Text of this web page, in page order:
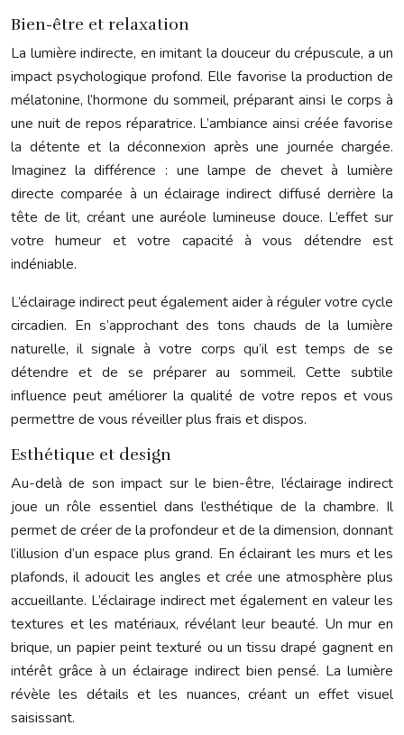
Bien-être et relaxation
La lumière indirecte, en imitant la douceur du crépuscule, a un
impact psychologique profond. Elle favorise la production de
mélatonine, l’hormone du sommeil, préparant ainsi le corps à
une nuit de repos réparatrice. L’ambiance ainsi créée favorise
la détente et la déconnexion après une journée chargée.
Imaginez la différence : une lampe de chevet à lumière
directe comparée à un éclairage indirect diffusé derrière la
tête de lit, créant une auréole lumineuse douce. L’effet sur
votre humeur et votre capacité à vous détendre est
indéniable.
L’éclairage indirect peut également aider à réguler votre cycle
circadien. En s’approchant des tons chauds de la lumière
naturelle, il signale à votre corps qu’il est temps de se
détendre et de se préparer au sommeil. Cette subtile
influence peut améliorer la qualité de votre repos et vous
permettre de vous réveiller plus frais et dispos.
Esthétique et design
Au-delà de son impact sur le bien-être, l’éclairage indirect
joue un rôle essentiel dans l’esthétique de la chambre. Il
permet de créer de la profondeur et de la dimension, donnant
l’illusion d’un espace plus grand. En éclairant les murs et les
plafonds, il adoucit les angles et crée une atmosphère plus
accueillante. L’éclairage indirect met également en valeur les
textures et les matériaux, révélant leur beauté. Un mur en
brique, un papier peint texturé ou un tissu drapé gagnent en
intérêt grâce à un éclairage indirect bien pensé. La lumière
révèle les détails et les nuances, créant un effet visuel
saisissant.